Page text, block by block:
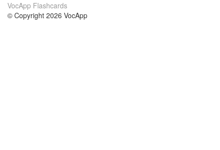
VocApp Flashcards
© Copyright 2026 VocApp